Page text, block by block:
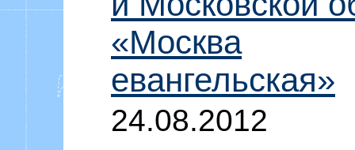
«Москва
евангельская»
24.08.2012